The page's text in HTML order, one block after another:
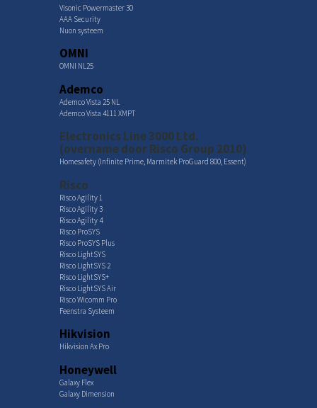
Visonic Powermaster 30
AAA Security
Nuon systeem
OMNI
OMNI NL25
Ademco
Ademco Vista 25 NL
Ademco Vista 4111 XMPT
Electronics Line 3000 Ltd.
(overname door Risco Group 2010)
Homesafety (Infinite Prime, Marmitek ProGuard 800, Essent)
Risco
Risco Agility 1
Risco Agility 3
Risco Agility 4
Risco ProSYS
Risco ProSYS Plus
Risco LightSYS
Risco LightSYS 2
Risco LightSYS+
Risco LightSYS Air
Risco Wicomm Pro
Feenstra Systeem
Hikvision
Hikvision Ax Pro
Honeywell
Galaxy Flex
Galaxy Dimension